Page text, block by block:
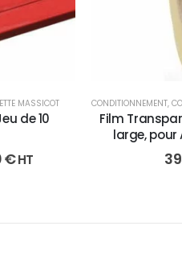
MASSICOT
de 10
€HT
CONDITIONNEMENT,
Film
large, pour